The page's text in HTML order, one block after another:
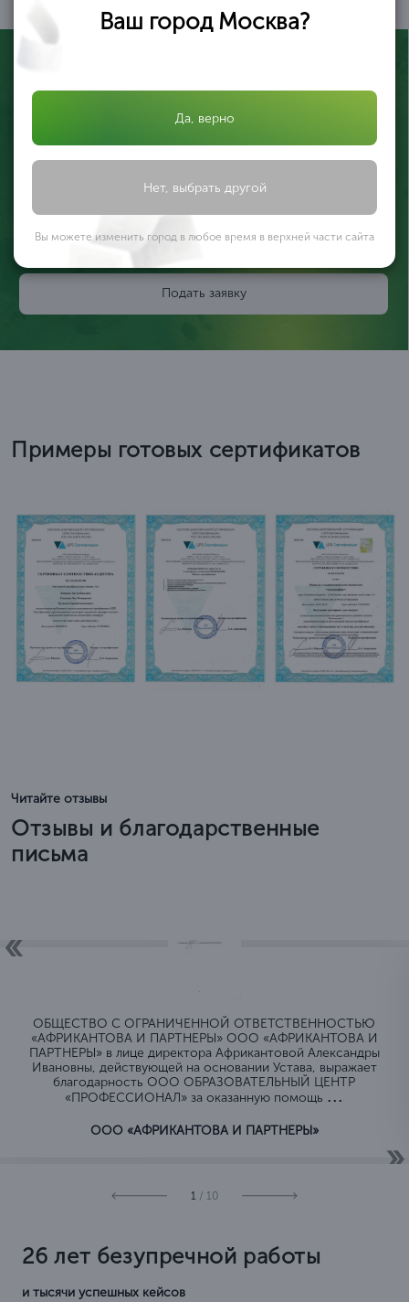
05
Специалист по сертификации
с 6 летним опытом
Подать заявку
Примеры готовых сертификатов
Читайте отзывы
Отзывы и благодарственные
письма
ОБЩЕСТВО C ОГРАНИЧЕННОЙ ОТВЕТСТВЕННОСТЬЮ
«АФРИКАНТОВА И ПАРТНЕРЫ» ООО «АФРИКАНТОВА И
ПАРТНЕРЫ» в лице директора Африкантовой Александры
Ивановны, действующей на основании Устава, выражает
благодарность ООО ОБРАЗОВАТЕЛЬНЫЙ ЦЕНТР
«ПРОФЕССИОНАЛ» за оказанную помощь ...
ООО «АФРИКАНТОВА И ПАРТНЕРЫ»
1 / 10
26 лет безупречной работы
и тысячи успешных кейсов
Ваш город Москва?
Да, верно
Нет, выбрать другой
Вы можете изменить город в любое время в верхней части сайта